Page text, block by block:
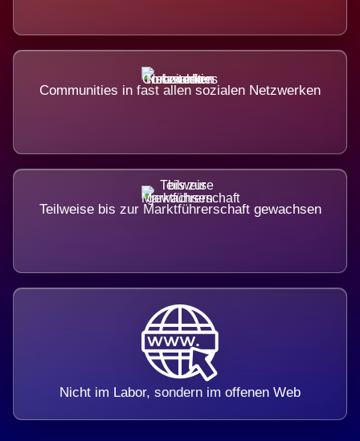
Communities in fast allen sozialen Netzwerken
Teilweise bis zur Marktführerschaft gewachsen
Nicht im Labor, sondern im offenen Web